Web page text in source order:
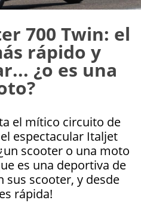
700 Twin: el
rápido y
¿o es una
el mítico circuito de
espectacular Italjet
scooter o una moto
es una deportiva de
sus scooter, y desde
rápida!